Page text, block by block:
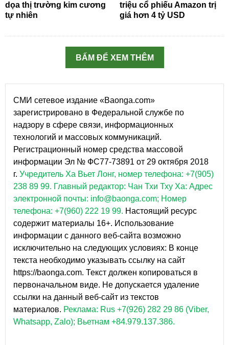
dọa thị trường kim cương
tự nhiên
triệu cổ phiếu Amazon trị
giá hơn 4 tỷ USD
BẤM ĐỂ XEM THÊM
СМИ сетевое издание «Baonga.com»
зарегистрировано в Федеральной службе по
надзору в сфере связи, информационных
технологий и массовых коммуникаций.
Регистрационный номер средства массовой
информации Эл № ФС77-73891 от 29 октября 2018
г. Учредитель Ха Вьет Лонг, номер телефона: +7(905)
238 89 99. Главный редактор: Чан Тхи Тху Ха: Адрес
электронной почты: info@baonga.com; Номер
телефона: +7(960) 222 19 99. Настоящий ресурс
содержит материалы 16+. Использование
информации с данного веб-сайта возможно
исключительно на следующих условиях: В конце
текста необходимо указывать ссылку на сайт
https://baonga.com. Текст должен копироваться в
первоначальном виде. Не допускается удаление
ссылки на данный веб-сайт из текстов
материалов. Реклама: Rus +7(926) 282 29 86 (Viber,
Whatsapp, Zalo); Вьетнам +84.979.137.386.